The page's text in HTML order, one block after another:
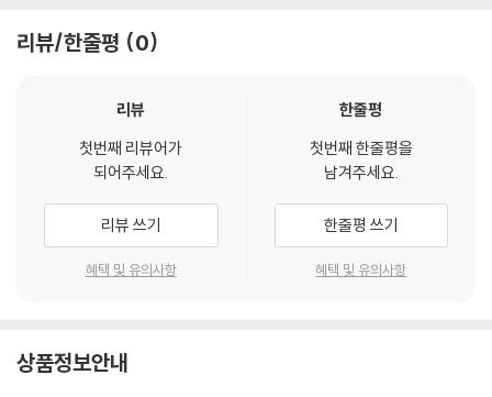
리뷰/한줄평 0
리뷰
첫번째 리뷰어가
되어주세요.
리뷰 쓰기
혜택 및 유의사항
한줄평
첫번째 한줄평을
남겨주세요.
한줄평 쓰기
혜택 및 유의사항
상품정보안내